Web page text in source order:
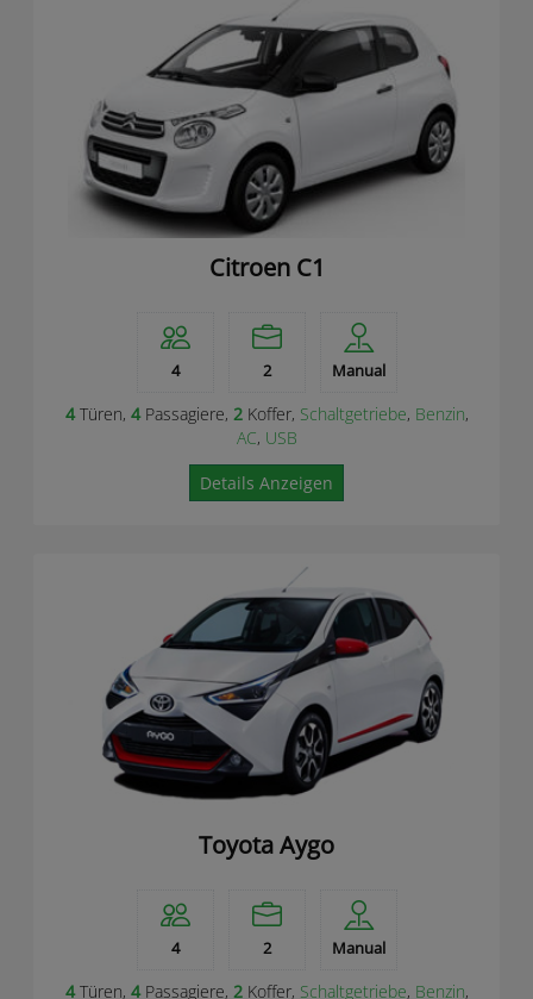
Citroen C1
4 2 Manual
4Türen, 4Passagiere, 2Koffer, Schaltgetriebe, Benzin,
AC, USB
Details Anzeigen
Toyota Aygo
4 2 Manual
4Türen, 4Passagiere, 2Koffer, Schaltgetriebe, Benzin,